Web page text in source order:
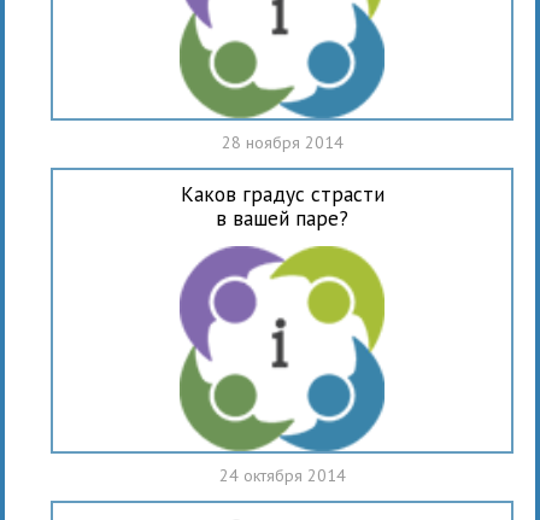
28 ноября 2014
Каков градус страсти
в вашей паре?
24 октября 2014